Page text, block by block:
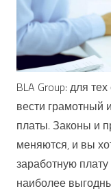
BLA Group: для
вести грамотный
платы. Законы и
меняются, и вы
заработную
наиболее